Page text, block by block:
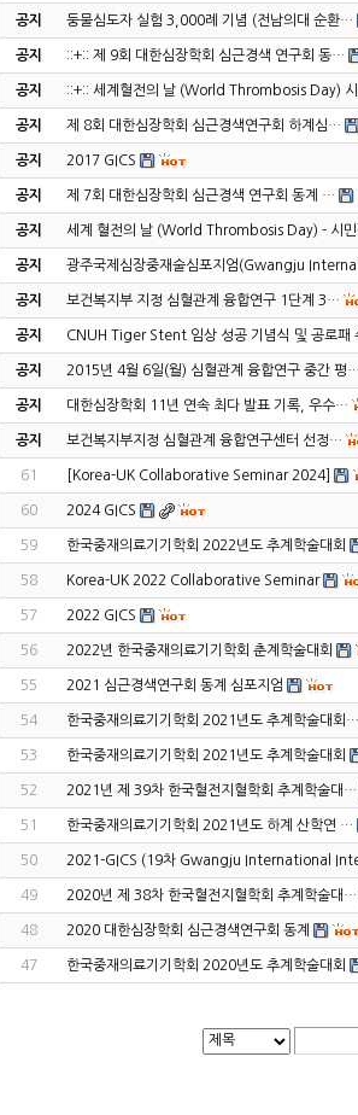
공지 둥물심도자 실험 3,000례 기념 (전남의대 순환…
공지 ::+:: 제 9회 대한심장학회 심근경색 연구회 동…
공지 ::+:: 세계혈전의 날 (World Thrombosis Day)
공지 제 8회 대한심장학회 심근경색연구회 하계심…
공지 2017 GICS
공지 제 7회 대한심장학회 심근경색 연구회 동계 …
공지 세계 혈전의 날 (World Thrombosis Day) - 시민
공지 광주국제심장중재술심포지엄(Gwangju
공지 보건복지부 지정 심혈관계 융합연구 1단계 3…
공지 CNUH Tiger Stent 임상 성공 기념식 및 공로패
공지 2015년 4월 6일(월) 심혈관계 융합연구 중간 평…
공지 대한심장학회 11년 연속 최다 발표 기록, 우수…
공지 보건복지부지정 심혈관계 융합연구센터 선정…
61 [Korea-UK Collaborative Seminar 2024]
60 2024 GICS
59 한국중재의료기기학회 2022년도 추계학술대회
58 Korea-UK 2022 Collaborative Seminar
57 2022 GICS
56 2022년 한국중재의료기기학회 춘계학술대회
55 2021 심근경색연구회 동계 심포지엄
54 한국중재의료기기학회 2021년도 추계학술대회…
53 한국중재의료기기학회 2021년도 추계학술대회
52 2021년 제 39차 한국혈전지혈학회 추계학술대…
51 한국중재의료기기학회 2021년도 하계 산학연 …
50 2021-GICS (19차 Gwangju International
49 2020년 제 38차 한국혈전지혈학회 추계학술대…
48 2020 대한심장학회 심근경색연구회 동계
47 한국중재의료기기학회 2020년도 추계학술대회